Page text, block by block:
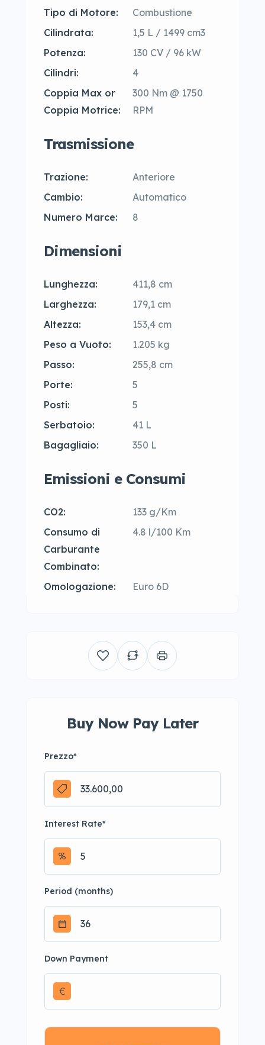
Tipo di Motore:
Combustione
Cilindrata:
1,5 L / 1499 cm3
Potenza:
130 CV / 96 kW
Cilindri:
4
Coppia Max or
Coppia Motrice:
300 Nm @ 1750
RPM
Trasmissione
Trazione:
Anteriore
Cambio:
Automatico
Numero Marce:
8
Dimensioni
Lunghezza:
411,8 cm
Larghezza:
179,1 cm
Altezza:
153,4 cm
Peso a Vuoto:
1.205 kg
Passo:
255,8 cm
Porte:
5
Posti:
5
Serbatoio:
41 L
Bagagliaio:
350 L
Emissioni e Consumi
CO2:
133 g/Km
Consumo di
Carburante
Combinato:
4.8 l/100 Km
Omologazione: Euro 6D
Buy Now Pay Later
Prezzo*
Interest Rate*
Period (months)
Down Payment
€